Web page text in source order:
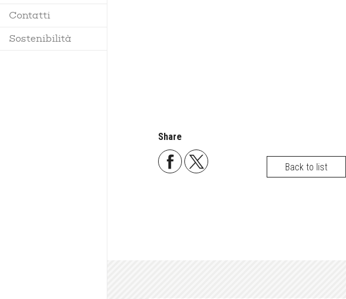
Contatti
Regolamento
Sostenibilità
Share
Back to list